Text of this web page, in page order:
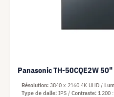
Panasonic TH-50CQE2W
Résolution 3840 x 2160 4K UHD
Type de dalle IPS Contraste 1 200